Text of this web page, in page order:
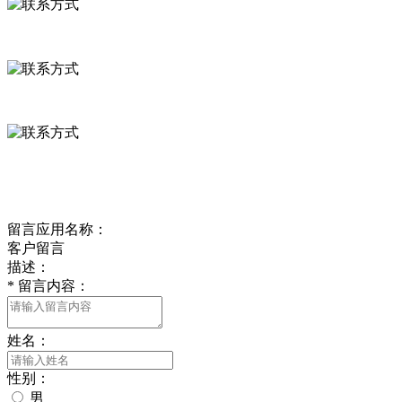
留言应用名称：
客户留言
描述：
* 留言内容：
姓名：
性别：
男